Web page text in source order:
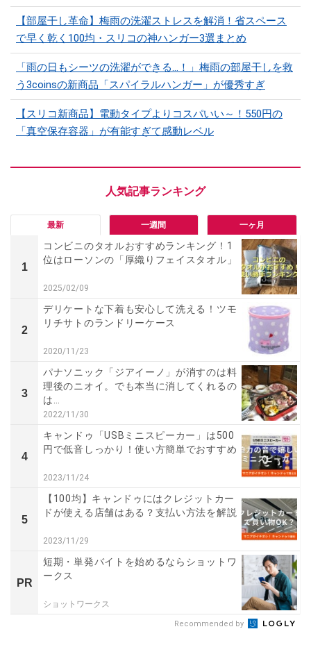
【部屋干し革命】梅雨の洗濯ストレスを解消！省スペース
で早く乾く100均・スリコの神ハンガー3選まとめ
「雨の日もシーツの洗濯ができる…！」梅雨の部屋干しを救
う3coinsの新商品「スパイラルハンガー」が優秀すぎ
【スリコ新商品】電動タイプよりコスパいい～！550円の
「真空保存容器」が有能すぎて感動レベル
最新 一週間 一ヶ月
1
コンビニのタオルおすすめランキング！1
位はローソンの「厚織りフェイスタオル」
2025/02/09
2
デリケートな下着も安心して洗える！ツモ
リチサトのランドリーケース
2020/11/23
3
パナソニック「ジアイーノ」が消すのは料
理後のニオイ。でも本当に消してくれるの
は…
2022/11/30
4
キャンドゥ「USBミニスピーカー」は500
円で低音しっかり！使い方簡単でおすすめ
2023/11/24
5
【100均】キャンドゥにはクレジットカー
ドが使える店舗はある？支払い方法を解説
2023/11/29
PR
短期・単発バイトを始めるならショットワ
ークス
ショットワークス
Recommended by